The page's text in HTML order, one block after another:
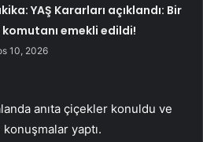
YAŞ Kararları açıklandı: Bir
emekli edildi!
10, 2026
anıta çiçekler konuldu ve
konuşmalar yaptı.